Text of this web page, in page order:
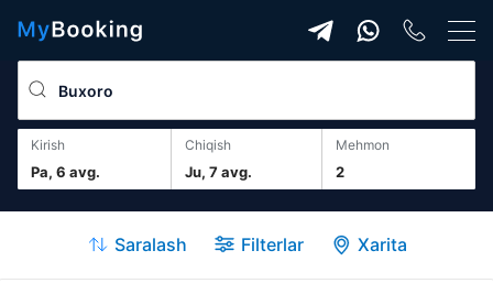
Kirish
Pa, 6 avg.
Chiqish
Ju, 7 avg. 2
mehmon
Saralash Filterlar Xarita